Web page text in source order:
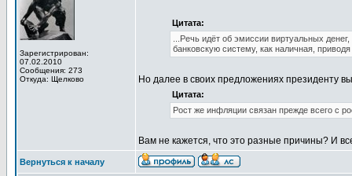
Зарегистрирован:
07.02.2010
Сообщения: 273
Откуда: Щелково
Цитата:
...Речь идёт об эмиссии виртуальных
банковскую систему, как наличная,
Но далее в своих предложениях президенту
Цитата:
Рост же инфляции связан прежде всего с
Вам не кажется, что это разные причины? И
Вернуться к началу